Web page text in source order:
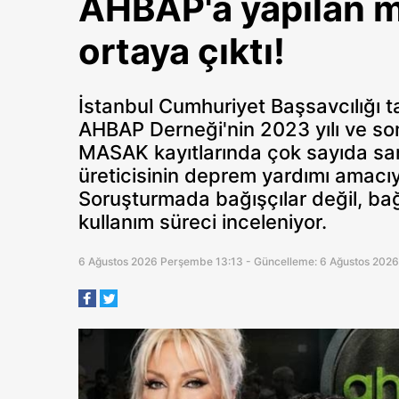
AHBAP'a yapılan
ortaya çıktı!
İstanbul Cumhuriyet
AHBAP Derneği'nin 2023 yılı ve
MASAK kayıtlarında çok sayıda
üreticisinin deprem yardımı
Soruşturmada bağışçılar değil,
kullanım süreci inceleniyor.
6 Ağustos 2026 Perşembe 13:13 - Güncelleme: 6 Ağustos